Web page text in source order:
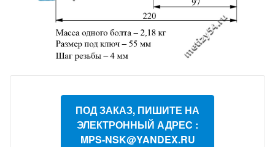
ПОД ЗАКАЗ, ПИШИТЕ НА
ЭЛЕКТРОННЫЙ АДРЕС :
MPS-NSK@YANDEX.RU